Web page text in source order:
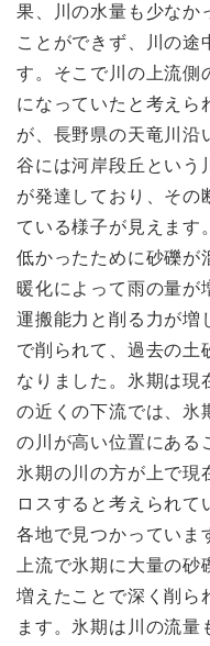
果、川の水量も少なか
ことができず、川の途
す。そこで川の上流側
になっていたと考えら
が、長野県の天竜川沿
谷には河岸段丘という
が発達しており、その
ている様子が見えます
低かったために砂礫が
暖化によって雨の量が
運搬能力と削る力が増
で削られて、過去の土
なりました。氷期は現
の近くの下流では、氷
の川が高い位置にある
氷期の川の方が上で現
ロスすると考えられて
各地で見つかっていま
上流で氷期に大量の
増えたことで深く削ら
ます。氷期は川の流量